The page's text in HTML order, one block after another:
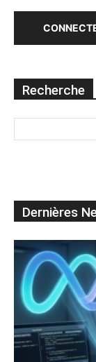
Recherche
Dernières